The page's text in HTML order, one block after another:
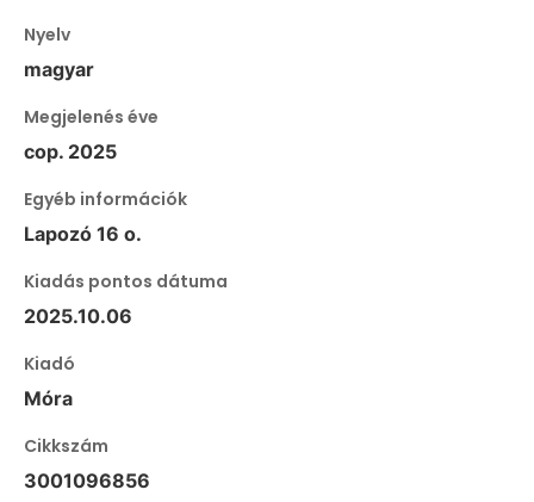
Nyelv
magyar
Megjelenés éve
cop. 2025
Egyéb információk
Lapozó 16 o.
Kiadás pontos dátuma
2025.10.06
Kiadó
Móra
Cikkszám
3001096856